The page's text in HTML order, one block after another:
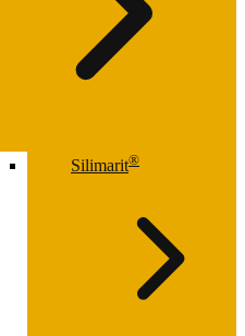
Silimarit®